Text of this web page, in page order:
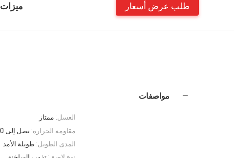
ميزات طلب عرض أسعار
مواصفات
الغسل: ممتاز
مقاومة الحرارة: تصل إلى 180 درجة مئوية
المدى الطويل: طويلة الأمد